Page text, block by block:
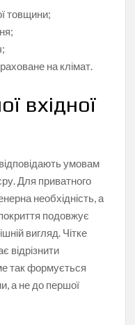
товщини;
на клімат.
вхідної
умовам
Для приватного
необхідність, а
подовжує
вигляд. Чітке
відрізнити
так формується
а не до першої